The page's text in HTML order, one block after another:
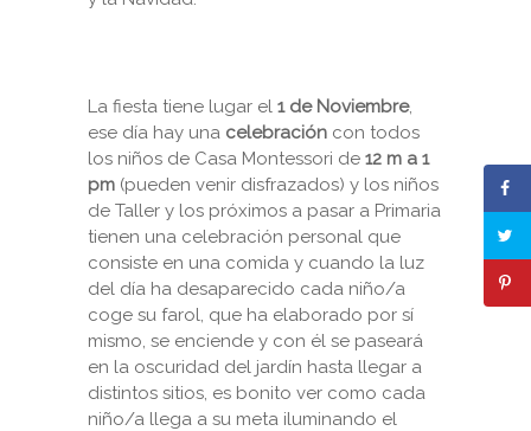
La fiesta tiene lugar el 1 de Noviembre,
ese día hay una celebración con todos
los niños de Casa Montessori de 12 m a 1
pm (pueden venir disfrazados) y los niños
de Taller y los próximos a pasar a Primaria
tienen una celebración personal que
consiste en una comida y cuando la luz
del día ha desaparecido cada niño/a
coge su farol, que ha elaborado por sí
mismo, se enciende y con él se paseará
en la oscuridad del jardín hasta llegar a
distintos sitios, es bonito ver como cada
niño/a llega a su meta iluminando el